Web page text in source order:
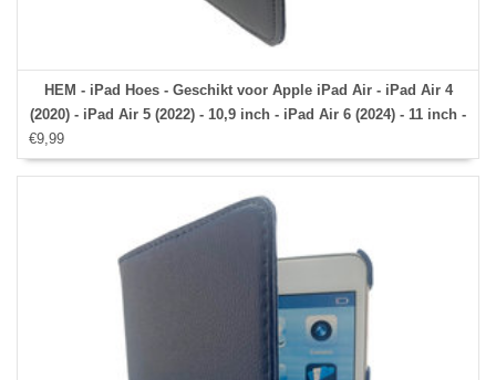
HEM - iPad Hoes - Geschikt voor Apple iPad Air - iPad Air 4
(2020) - iPad Air 5 (2022) - 10,9 inch - iPad Air 6 (2024) - 11 inch -
€9,99